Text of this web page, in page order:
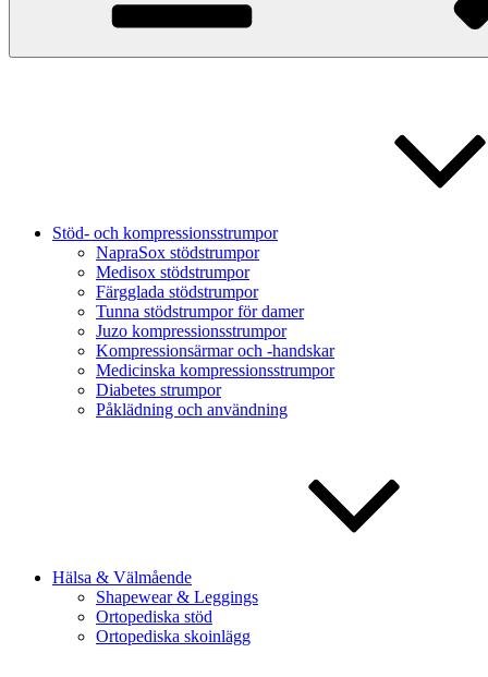
Stöd- och kompressionsstrumpor
NapraSox stödstrumpor
Medisox stödstrumpor
Färgglada stödstrumpor
Tunna stödstrumpor för damer
Juzo kompressionsstrumpor
Kompressionsärmar och -handskar
Medicinska kompressionsstrumpor
Diabetes strumpor
Påklädning och användning
Hälsa & Välmående
Shapewear & Leggings
Ortopediska stöd
Ortopediska skoinlägg